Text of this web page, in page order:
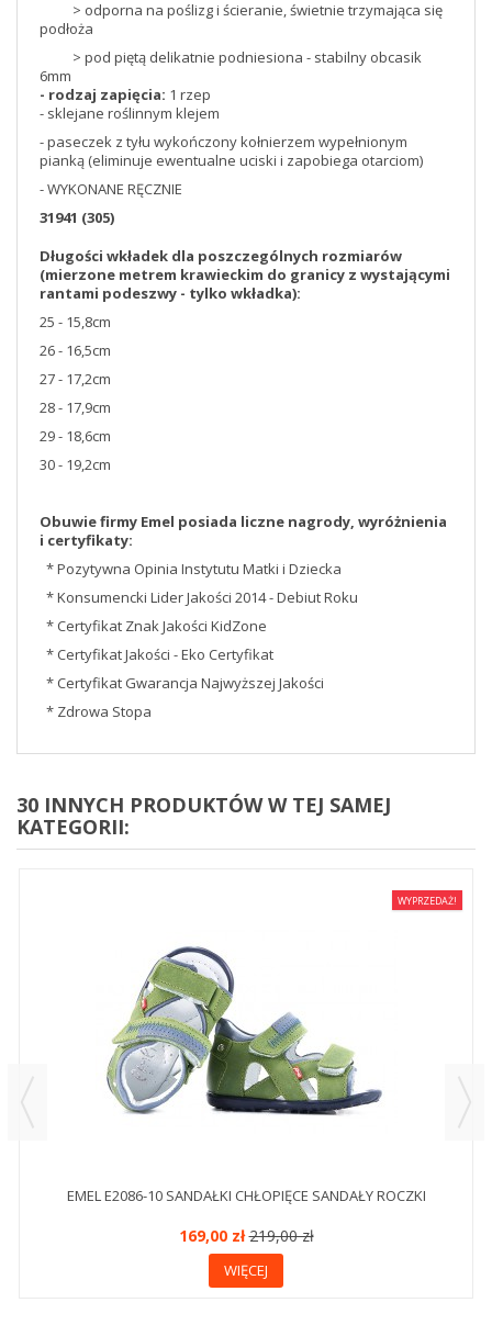
> odporna na poślizg i ścieranie, świetnie trzymająca się
podłoża
> pod piętą delikatnie podniesiona - stabilny obcasik
6mm
- rodzaj zapięcia: 1 rzep
- sklejane roślinnym klejem
- paseczek z tyłu wykończony kołnierzem wypełnionym
pianką (eliminuje ewentualne uciski i zapobiega otarciom)
- WYKONANE RĘCZNIE
31941 (305)
Długości wkładek dla poszczególnych rozmiarów
(mierzone metrem krawieckim do granicy z wystającymi
rantami podeszwy - tylko wkładka):
25 - 15,8cm
26 - 16,5cm
27 - 17,2cm
28 - 17,9cm
29 - 18,6cm
30 - 19,2cm
Obuwie firmy Emel posiada liczne nagrody, wyróżnienia
i certyfikaty:
* Pozytywna Opinia Instytutu Matki i Dziecka
* Konsumencki Lider Jakości 2014 - Debiut Roku
* Certyfikat Znak Jakości KidZone
* Certyfikat Jakości - Eko Certyfikat
* Certyfikat Gwarancja Najwyższej Jakości
* Zdrowa Stopa
30 INNYCH PRODUKTÓW W TEJ SAMEJ
KATEGORII:
WYPRZEDAŻ!
EMEL E2086-10 SANDAŁKI CHŁOPIĘCE SANDAŁY ROCZKI
169,00 zł219,00 zł
WIĘCEJ